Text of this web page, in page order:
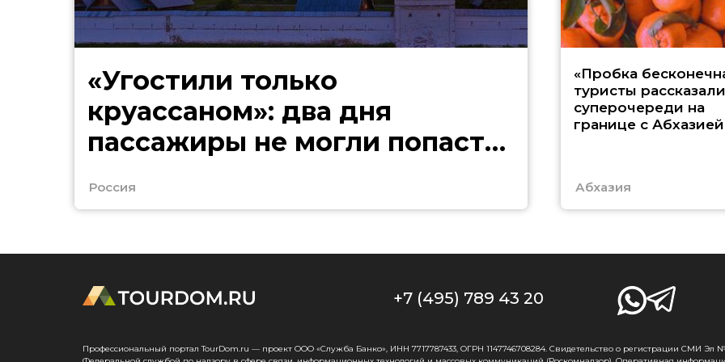
«Угостили только
круассаном»: два дня
пассажиры не могли попасть
Россия
«Пробка
туристы
суперочереди на
границе с Абхазией
Абхазия
+7 (495) 789 43 20
Профессиональный портал TourDom.ru — проект ООО «Служба Банко», ИНН 7717787433, ОГРН 1147746708284. Свидетельство о регистрации СМИ Эл №